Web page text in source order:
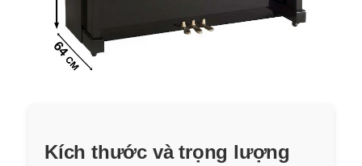
Kích thước và trọng lượng